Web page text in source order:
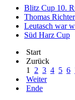
Blitz Cup 10.
Thomas
Leutasch war
Süd Harz Cup
Start
Zurück
1
2 3 4 5 6
Weiter
Ende